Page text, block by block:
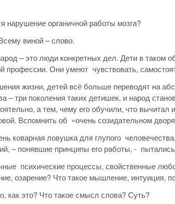
нарушение органичной работы мозга?
виной – слово.
– это люди конкретных дел. Дети в
профессии. Они умеют чувствовать,
жизни, детей всё больше переводят на
– три поколения таких детишек, и народ
а тем, чему его обучили, что
Вспомнить об «очень созидательном
коварная ловушка для глупого
– понявшие принципы его работы, -
психические процессы, свойственные
озарение? Что такое мышление, интуиция,
как это? Что такое смысл слова? Суть?